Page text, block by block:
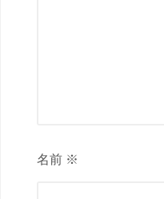
名前 ※